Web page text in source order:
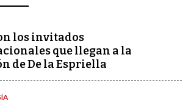
los invitados
que llegan a la
de De la Espriella